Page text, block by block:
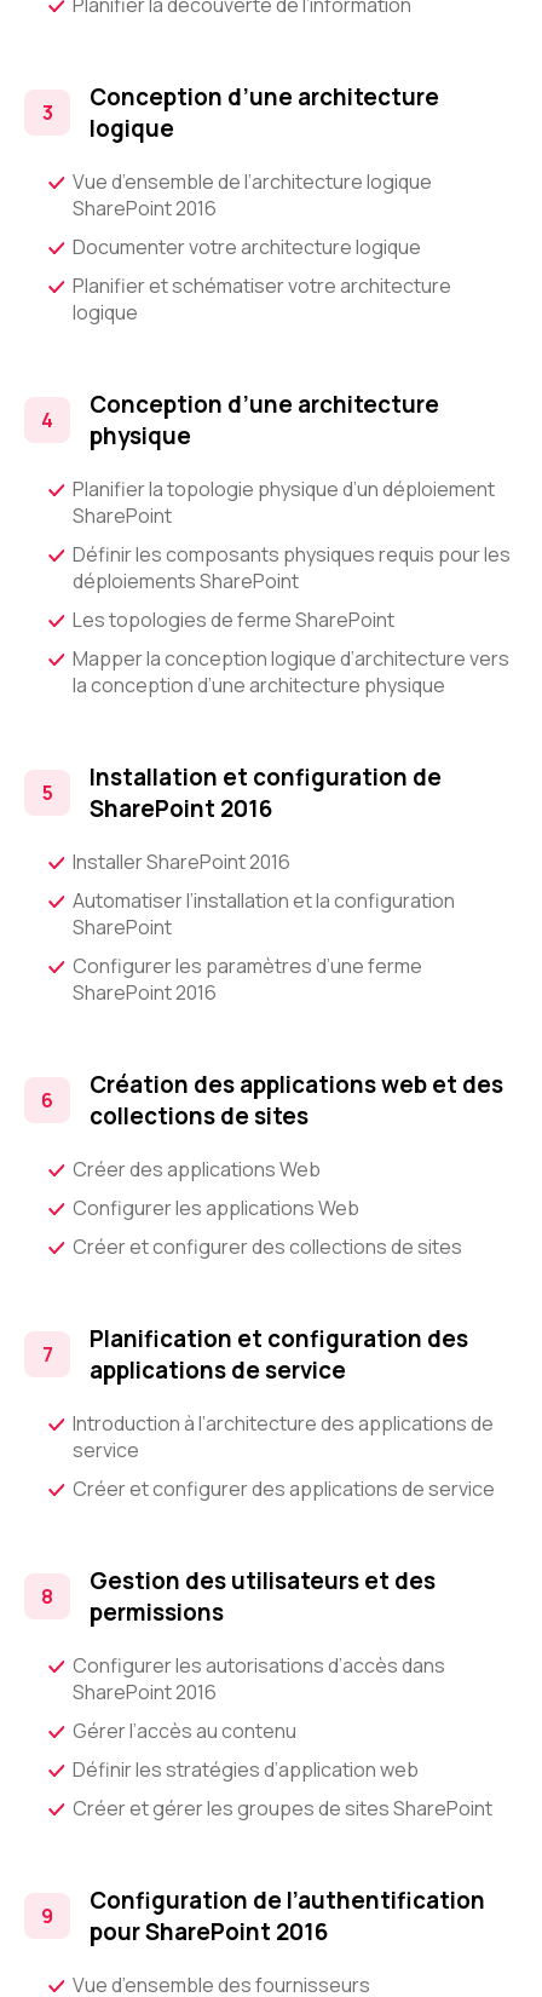
Conception d’une architecture
logique
Vue d’ensemble de l’architecture logique
SharePoint 2016
Documenter votre architecture logique
Planifier et schématiser votre architecture
logique
Conception d’une architecture
physique
Planifier la topologie physique d’un déploiement
SharePoint
Définir les composants physiques requis pour les
déploiements SharePoint
Les topologies de ferme SharePoint
Mapper la conception logique d’architecture vers
la conception d’une architecture physique
Installation et configuration de
SharePoint 2016
Installer SharePoint 2016
Automatiser l’installation et la configuration
SharePoint
Configurer les paramètres d’une ferme
SharePoint 2016
Création des applications web et des
collections de sites
Créer des applications Web
Configurer les applications Web
Créer et configurer des collections de sites
Planification et configuration des
applications de service
Introduction à l’architecture des applications de
service
Créer et configurer des applications de service
Gestion des utilisateurs et des
permissions
Configurer les autorisations d’accès dans
SharePoint 2016
Gérer l’accès au contenu
Définir les stratégies d’application web
Créer et gérer les groupes de sites SharePoint
Configuration de l’authentification
pour SharePoint 2016
Vue d’ensemble des fournisseurs